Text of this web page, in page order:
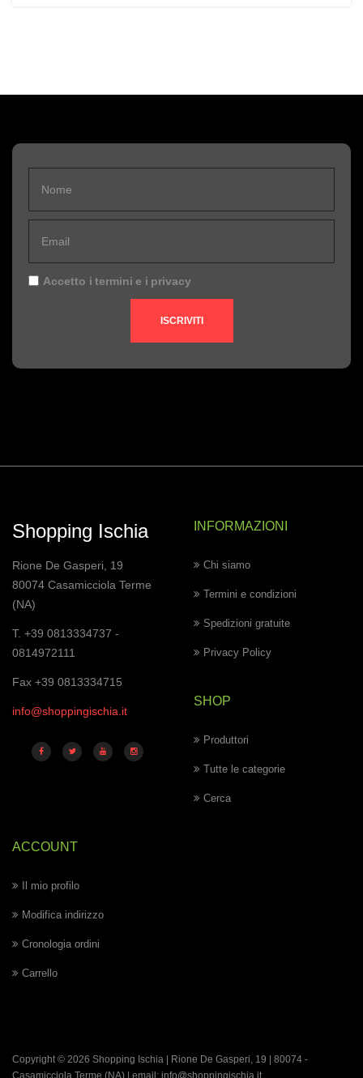
Accetto i termini e i privacy
ISCRIVITI
Shopping Ischia
Rione De Gasperi, 19
80074 Casamicciola Terme
(NA)
T. +39 0813334737 -
0814972111
Fax +39 0813334715
info@shoppingischia.it
INFORMAZIONI
Chi siamo
Termini e condizioni
Spedizioni gratuite
Privacy Policy
SHOP
Produttori
Tutte le categorie
Cerca
ACCOUNT
Il mio profilo
Modifica indirizzo
Cronologia ordini
Carrello
Copyright © 2026 Shopping Ischia | Rione De Gasperi, 19 | 80074 -
Casamicciola Terme (NA) | email: info@shoppingischia.it